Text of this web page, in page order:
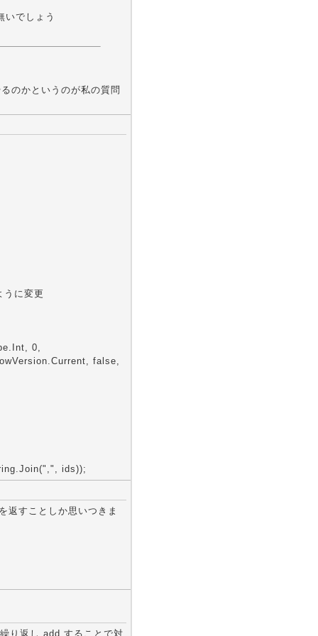
いでしょう
のかというのが私の質問
に変更
0,
false,
ids));
返すことしか思いつきま
り返し add することで対